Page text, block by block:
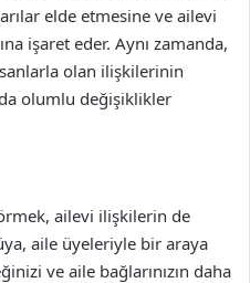
elde etmesine ve ailevi
işaret eder. Aynı zamanda,
olan ilişkilerinin
olumlu değişiklikler
ailevi ilişkilerin de
aile üyeleriyle bir araya
ve aile bağlarınızın daha